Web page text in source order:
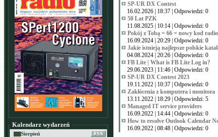
Kalendarz wydarzeń
Sierpień
SP-UR DX Contest
16.02.2026 | 18:37 | Odpowiedzi: 0
50 Lat PZK
11.08.2025 | 10:14 | Odpowiedzi: 0
Pokój z Tobą = 66 = nowy kod
16.09.2024 | 20:29 | Odpowiedzi: 0
Jakie istnieją najlepsze polskie
04.08.2024 | 20:26 | Odpowiedzi: 0
FB Lite | What is FB Lite Log in?
29.06.2023 | 11:46 | Odpowiedzi: 0
SP-UR DX Contest 2023
19.11.2022 | 10:37 | Odpowiedzi: 0
Zakłócenia z komputera i monitora
13.11.2022 | 18:29 | Odpowiedzi: 5
Managed IT service providers
16.09.2022 | 14:44 | Odpowiedzi: 0
How to resolve Outlook Calendar
16.09.2022 | 08:48 | Odpowiedzi: 0